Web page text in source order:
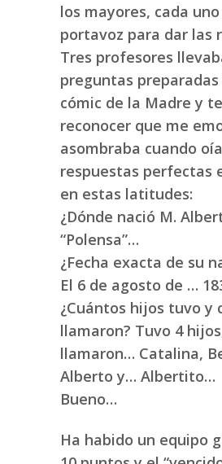
los mayores, cada
portavoz para dar las
Tres profesores
preguntas
cómic de la Madre y
reconocer que me
asombraba cuando oía
respuestas perfectas
en estas latitudes:
¿Dónde nació M.
“Polensa”…
¿Fecha exacta de su
El 6 de agosto de …
¿Cuántos hijos tuvo y
llamaron? Tuvo 4
llamaron… Catalina,
Alberto y… Albertito…
Bueno…
Ha habido un equipo